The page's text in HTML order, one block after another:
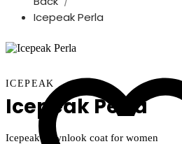
Icepeak Perla
ICEPEAK
Icepeak Perla
Icepeak downlook coat for women